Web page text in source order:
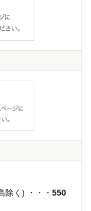
除く) ・・・ 550